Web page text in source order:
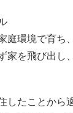
庭環境で育ち
家を飛び出し
したことから